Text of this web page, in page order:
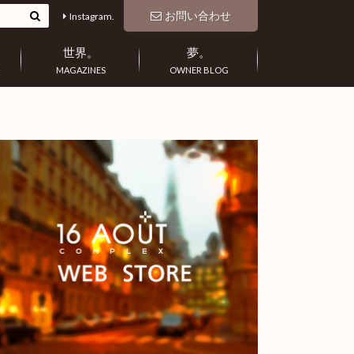
お問い合わせ
Instagram.
MAGAZINES
世界。
OWNER BLOG
夢。